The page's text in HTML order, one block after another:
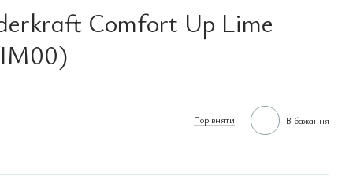
Comfort Up Lime
Порівняти В бажання